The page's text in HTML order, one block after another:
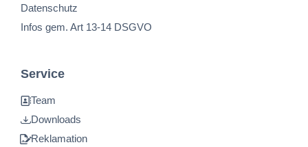
Datenschutz
Infos gem. Art 13-14 DSGVO
Service
Team
Downloads
Reklamation